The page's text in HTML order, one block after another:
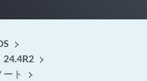
24.4R2
ト